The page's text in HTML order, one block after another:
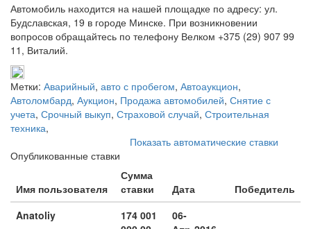
Автомобиль находится на нашей площадке по адресу: ул.
Будславская, 19 в городе Минске. При возникновении
вопросов обращайтесь по телефону Велком +375 (29) 907 99
11, Виталий.
Метки: Аварийный, авто с пробегом, Автоаукцион,
Автоломбард, Аукцион, Продажа автомобилей, Снятие с
учета, Срочный выкуп, Страховой случай, Строительная
техника,
Показать автоматические ставки
Опубликованные ставки
Имя пользователя
Сумма
ставки
Дата
Победитель
Anatoliy
174 001
06-